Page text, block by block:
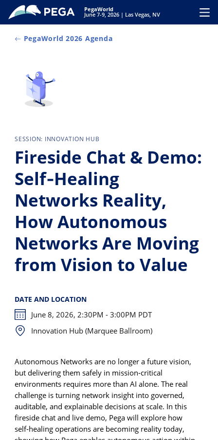
Vai direttamente al contenuto principale
PegaWorld
June 7-9, 2026 | Las Vegas, NV
PegaWorld 2026 Agenda
SESSION: INNOVATION HUB
Fireside Chat & Demo:
Self‑Healing
Networks Reality,
How Autonomous
Networks Are Moving
from Vision to Value
DATE AND LOCATION
June 8, 2026, 2:30PM - 3:00PM PDT
Innovation Hub (Marquee Ballroom)
Autonomous Networks are no longer a future vision,
but delivering them safely in mission‑critical
environments requires more than AI alone. The real
challenge is turning network insight into governed,
auditable, and explainable decisions at scale. In this
fireside chat and live demo, Pega will explore how
self‑healing operations are becoming reality today,